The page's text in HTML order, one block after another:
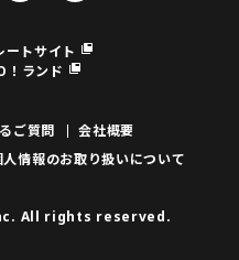
ートサイト
！ランド
ご質問
会社概要
人情報のお取り扱いについて
All rights reserved.